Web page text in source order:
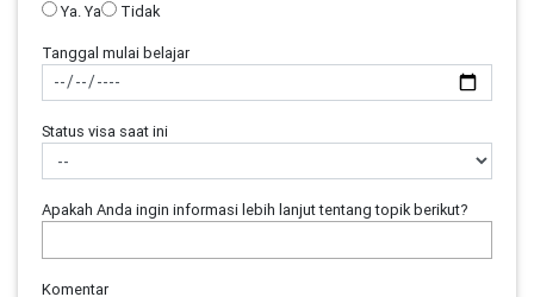
Ya. Ya
Tidak
Tanggal mulai belajar
Status visa saat ini
Apakah Anda ingin informasi lebih lanjut tentang topik berikut?
Komentar